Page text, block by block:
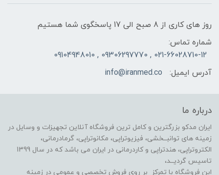
روز های کاری از 8 صبح الی 17 پاسخگوی شما هستیم
شماره تماس:
021-66028710-12 , 09306297770 , 09104948010
آدرس ایمیل:
info@iranmed.co
درباره ما
ایران مدکو بزرگترین و کامل ترین فروشگاه آنلاین تجهیزات و وسایل در
زمینه های توانبــخشی، فیزیوتراپی، مکانوتراپی، گرمادرمانی،
الکتروتراپی، هندتراپی و کاردرمانی در ایران می باشد که در سال 1399
تاسیس گردیــد،
این فروشگاه با تمرکز بر روی فروش تخصصی و عمومی در زمینه